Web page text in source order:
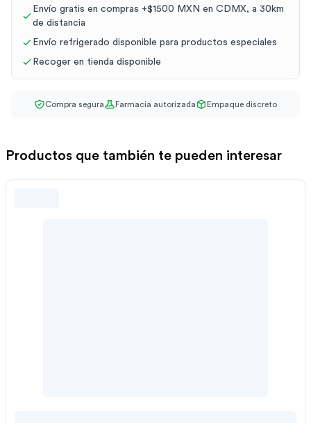
Envío gratis en compras +$1500 MXN en CDMX, a 30km
de distancia
Envío refrigerado disponible para productos especiales
Recoger en tienda disponible
Compra segura Farmacia autorizada Empaque discreto
Productos que también te pueden interesar